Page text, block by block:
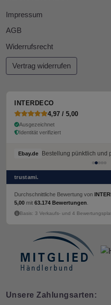
Impressum
AGB
Widerrufsrecht
Vertrag widerrufen
INTERDECO
4,97 / 5,00
Ausgezeichnet
Identität verifiziert
Ebay.de Bestellung pünktlich und
trustami.
Durchschnittliche Bewertung von
5,00 mit 63.174 Bewertungen
Basis: 3 Verkaufs- und 4
Unsere Zahlungsarten: